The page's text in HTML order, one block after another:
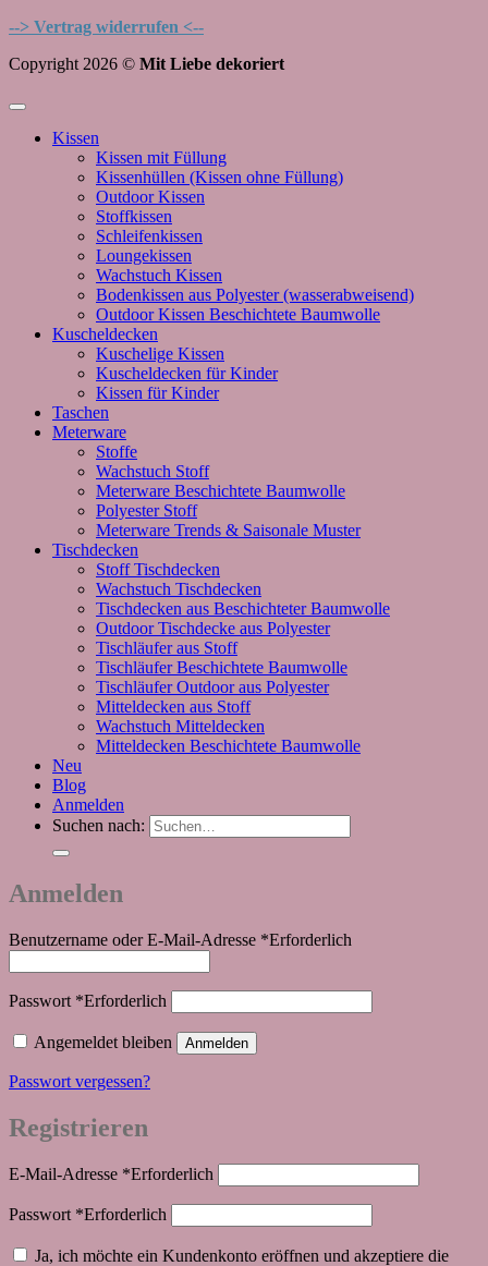
--> Vertrag widerrufen <--
Copyright 2026 © Mit Liebe dekoriert
Kissen
Kissen mit Füllung
Kissenhüllen (Kissen ohne Füllung)
Outdoor Kissen
Stoffkissen
Schleifenkissen
Loungekissen
Wachstuch Kissen
Bodenkissen aus Polyester (wasserabweisend)
Outdoor Kissen Beschichtete Baumwolle
Kuscheldecken
Kuschelige Kissen
Kuscheldecken für Kinder
Kissen für Kinder
Taschen
Meterware
Stoffe
Wachstuch Stoff
Meterware Beschichtete Baumwolle
Polyester Stoff
Meterware Trends & Saisonale Muster
Tischdecken
Stoff Tischdecken
Wachstuch Tischdecken
Tischdecken aus Beschichteter Baumwolle
Outdoor Tischdecke aus Polyester
Tischläufer aus Stoff
Tischläufer Beschichtete Baumwolle
Tischläufer Outdoor aus Polyester
Mitteldecken aus Stoff
Wachstuch Mitteldecken
Mitteldecken Beschichtete Baumwolle
Neu
Blog
Anmelden
Suchen nach:
Anmelden
Benutzername oder E-Mail-Adresse *Erforderlich
Passwort *Erforderlich
Angemeldet bleiben Anmelden
Passwort vergessen?
Registrieren
E-Mail-Adresse *Erforderlich
Passwort *Erforderlich
Ja, ich möchte ein Kundenkonto eröffnen und akzeptiere die